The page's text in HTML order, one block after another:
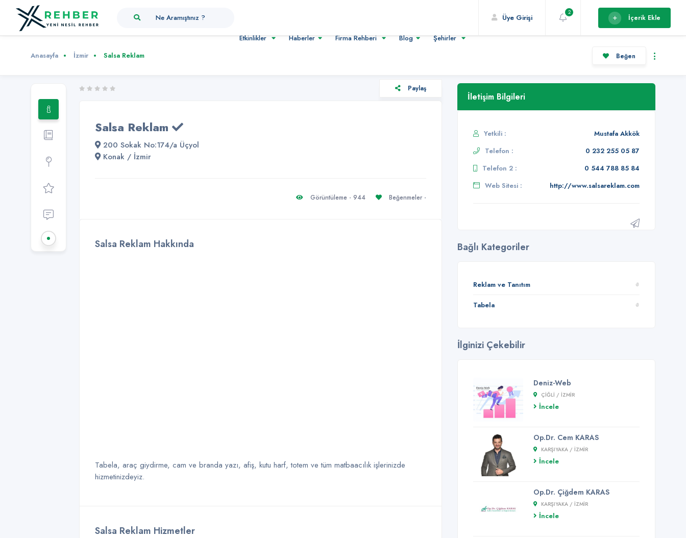
Ne Aramıştınız ? İçerik Ekle
2
Üye Girişi
Etkinlikler Haberler Firma Rehberi Blog
Şehirler
Anasayfa
İzmir Salsa Reklam Beğen
Paylaş
Salsa Reklam
200 Sokak No:174/a Üçyol
Konak / İzmir
Görüntüleme - 944 Beğenmeler -
Salsa Reklam Hakkında
Tabela, araç giydirme, cam ve branda yazı, afiş, kutu harf, totem ve tüm matbaacılık işlerinizde
hizmetinizdeyiz.
Salsa Reklam Hizmetler
İletişim Bilgileri
Yetkili :
Mustafa Akkök
Telefon :
0 232 255 05 87
Telefon 2 :
0 544 788 85 84
Web Sitesi :
http://www.salsareklam.com
Bağlı Kategoriler
Reklam ve Tanıtım
Tabela
İlginizi Çekebilir
Deniz-Web
ÇIĞLI / İZMİR
İncele
Op.Dr. Cem KARAS
KARŞIYAKA / İZMİR
İncele
Op.Dr. Çiğdem KARAS
KARŞIYAKA / İZMİR
İncele